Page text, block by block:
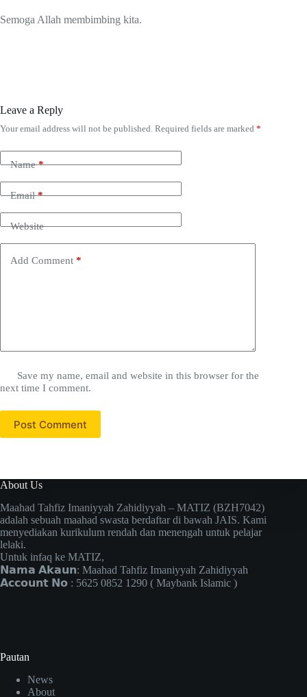
Semoga Allah membimbing kita.
Leave a Reply
Your email address will not be published. Required fields are marked *
Name*
Email*
Website
Add Comment *
Save my name, email and website in this browser for the
next time I comment.
Post Comment
About Us
Maahad Tahfiz Imaniyyah Zahidiyyah – MATIZ (BZH7042)
adalah sebuah maahad swasta berdaftar di bawah JAIS. Kami
menyediakan kurikulum rendah dan menengah untuk pelajar
lelaki.
Untuk infaq ke MATIZ,
𝗡𝗮𝗺𝗮 𝗔𝗸𝗮𝘂𝗻: Maahad Tahfiz Imaniyyah Zahidiyyah
𝗔𝗰𝗰𝗼𝘂𝗻𝘁 𝗡𝗼 : 5625 0852 1290 ( Maybank Islamic )
Pautan
News
About